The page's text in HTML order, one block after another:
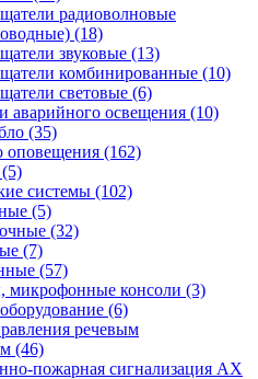
радиоволновые
(18)
звуковые (13)
комбинированные (10)
световые (6)
аварийного освещения (10)
(35)
оповещения (162)
(5)
системы (102)
(5)
(32)
(7)
(57)
консоли (3)
(6)
речевым
(46)
пожарная сигнализация AX